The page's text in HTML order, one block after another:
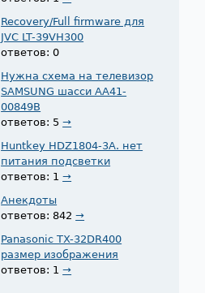
Recovery/Full firmware для
JVC LT-39VH300
ответов: 0
Нужна схема на телевизор
SAMSUNG шасси AA41-
00849B
ответов: 5→
Huntkey HDZ1804-3A. нет
питания подсветки
ответов: 1→
Анекдоты
ответов: 842→
Panasonic TX-32DR400
размер изображения
ответов: 1→